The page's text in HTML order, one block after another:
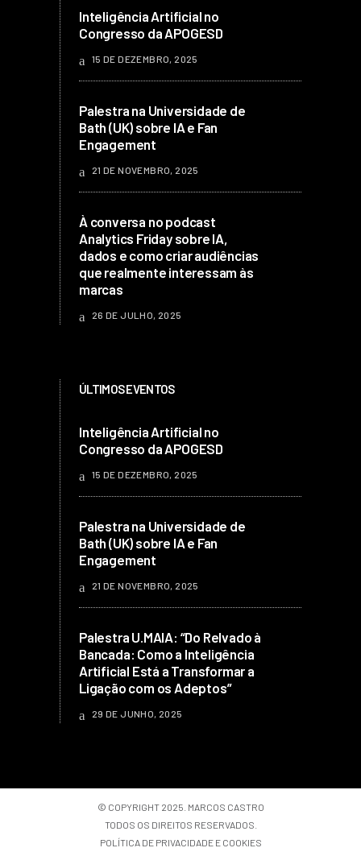
Inteligência Artificial no
Congresso da APOGESD
15 DE DEZEMBRO, 2025
Palestra na Universidade de
Bath (UK) sobre IA e Fan
Engagement
21 DE NOVEMBRO, 2025
À conversa no podcast
Analytics Friday sobre IA,
dados e como criar audiências
que realmente interessam às
marcas
26 DE JULHO, 2025
ÚLTIMOS EVENTOS
Inteligência Artificial no
Congresso da APOGESD
15 DE DEZEMBRO, 2025
Palestra na Universidade de
Bath (UK) sobre IA e Fan
Engagement
21 DE NOVEMBRO, 2025
Palestra U.MAIA: “Do Relvado à
Bancada: Como a Inteligência
Artificial Está a Transformar a
Ligação com os Adeptos”
29 DE JUNHO, 2025
© COPYRIGHT 2025. MARCOS CASTRO
TODOS OS DIREITOS RESERVADOS.
POLÍTICA DE PRIVACIDADE E COOKIES